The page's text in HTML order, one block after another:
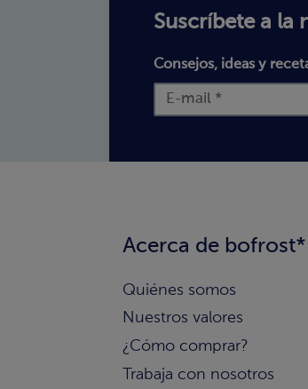
Acerca de bofrost*
Quiénes somos
Nuestros valores
¿Cómo comprar?
Trabaja con nosotros
Suscríbete a la
Consejos, ideas y